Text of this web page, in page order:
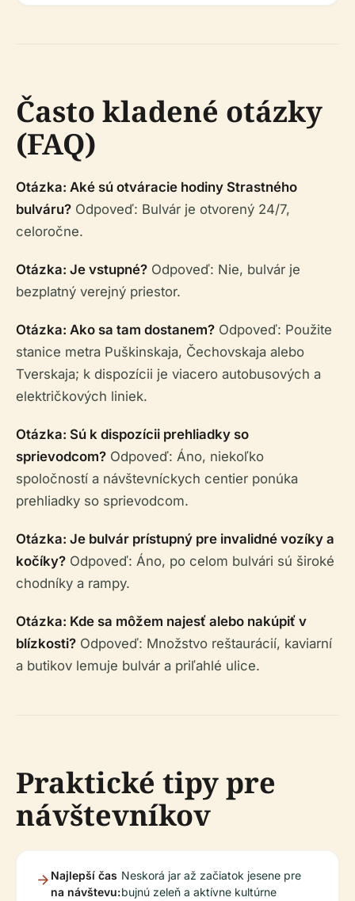
Často kladené otázky
(FAQ)
Otázka: Aké sú otváracie hodiny Strastného
bulváru? Odpoveď: Bulvár je otvorený 24/7,
celoročne.
Otázka: Je vstupné? Odpoveď: Nie, bulvár je
bezplatný verejný priestor.
Otázka: Ako sa tam dostanem? Odpoveď: Použite
stanice metra Puškinskaja, Čechovskaja alebo
Tverskaja; k dispozícii je viacero autobusových a
električkových liniek.
Otázka: Sú k dispozícii prehliadky so
sprievodcom? Odpoveď: Áno, niekoľko
spoločností a návštevníckych centier ponúka
prehliadky so sprievodcom.
Otázka: Je bulvár prístupný pre invalidné vozíky a
kočíky? Odpoveď: Áno, po celom bulvári sú široké
chodníky a rampy.
Otázka: Kde sa môžem najesť alebo nakúpiť v
blízkosti? Odpoveď: Množstvo reštaurácií, kaviarní
a butikov lemuje bulvár a priľahlé ulice.
Praktické tipy pre
návštevníkov
Najlepší čas
na návštevu:
Neskorá jar až začiatok jesene pre
bujnú zeleň a aktívne kultúrne